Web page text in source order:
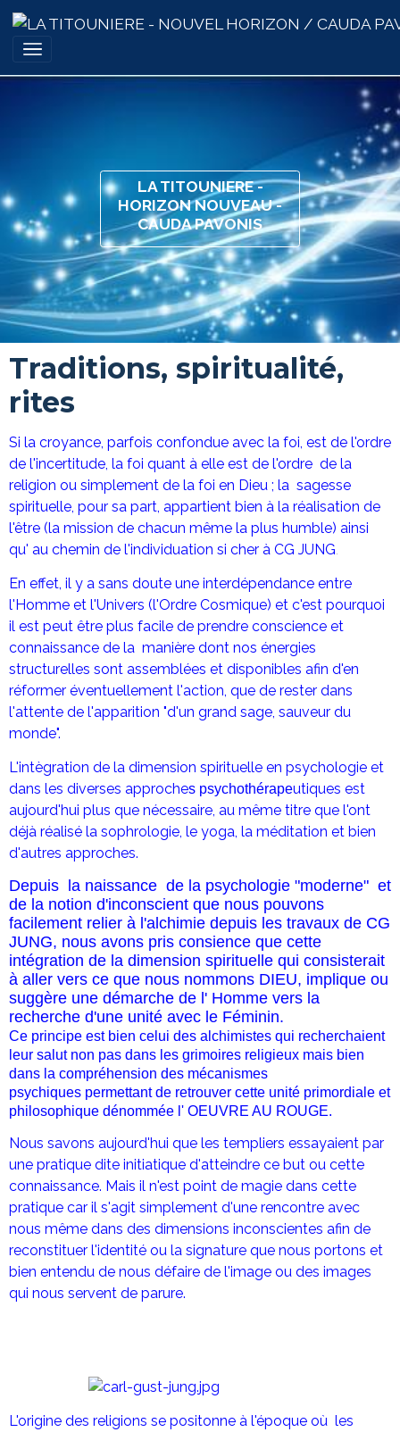
LA TITOUNIERE -
HORIZON NOUVEAU -
CAUDA PAVONIS
Traditions, spiritualité,
rites
Si la croyance, parfois confondue avec la foi, est de l'ordre
de l'incertitude, la foi quant à elle est de l'ordre de la
religion ou simplement de la foi en Dieu ; la sagesse
spirituelle, pour sa part, appartient bien à la réalisation de
l'être (la mission de chacun même la plus humble) ainsi
qu' au chemin de l'individuation si cher à CG JUNG.
En effet, il y a sans doute une interdépendance entre
l'Homme et l'Univers (l'Ordre Cosmique) et c'est pourquoi
il est peut être plus facile de prendre conscience et
connaissance de la manière dont nos énergies
structurelles sont assemblées et disponibles afin d'en
réformer éventuellement l'action, que de rester dans
l'attente de l'apparition "d'un grand sage, sauveur du
monde".
L'intègration de la dimension spirituelle en psychologie et
dans les diverses approches psychothérapeutiques est
aujourd'hui plus que nécessaire, au même titre que l'ont
déjà réalisé la sophrologie, le yoga, la méditation et bien
d'autres approches.
Depuis la naissance de la psychologie "moderne" et
de la notion d'inconscient que nous pouvons
facilement relier à l'alchimie depuis les travaux de CG
JUNG, nous avons pris consience que cette
intégration de la dimension spirituelle qui consisterait
à aller vers ce que nous nommons DIEU, implique ou
suggère une démarche de l' Homme vers la
recherche d'une unité avec le Féminin.
Ce principe est bien celui des alchimistes qui recherchaient
leur salut non pas dans les grimoires religieux mais bien
dans la compréhension des mécanismes
psychiques permettant de retrouver cette unité primordiale et
philosophique dénommée l' OEUVRE AU ROUGE.
Nous savons aujourd'hui que les templiers essayaient par
une pratique dite initiatique d'atteindre ce but ou cette
connaissance. Mais il n'est point de magie dans cette
pratique car il s'agit simplement d'une rencontre avec
nous même dans des dimensions inconscientes afin de
reconstituer l'identité ou la signature que nous portons et
bien entendu de nous défaire de l'image ou des images
qui nous servent de parure.
L'origine des religions se positonne à l'époque où les